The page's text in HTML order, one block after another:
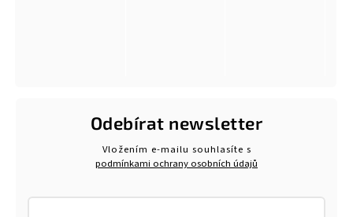
Odebírat newsletter
Vložením e-mailu souhlasíte s
podmínkami ochrany osobních údajů